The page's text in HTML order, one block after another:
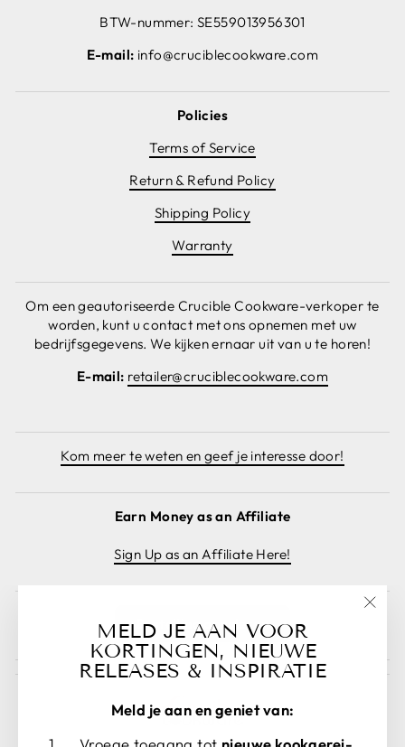
BTW-nummer: SE559013956301
E-mail: info@cruciblecookware.com
Policies
Terms of Service
Return & Refund Policy
Shipping Policy
Warranty
Om een geautoriseerde Crucible Cookware-verkoper te
worden, kunt u contact met ons opnemen met uw
bedrijfsgegevens. We kijken ernaar uit van u te horen!
E-mail: retailer@cruciblecookware.com
Kom meer te weten en geef je interesse door!
Earn Money as an Affiliate
Sign Up as an Affiliate Here!
Bestelling annuleren
MELD JE AAN VOOR
KORTINGEN, NIEUWE
RELEASES & INSPIRATIE
Meld je aan en geniet van: